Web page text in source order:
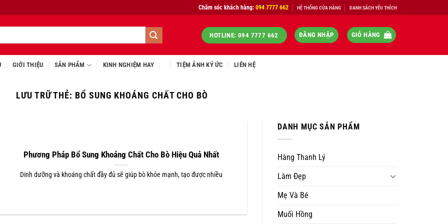
Chăm sóc khách hàng:094 7777 662 HỆ THỐNG CỬA HÀNG DANH SÁCH YÊU THÍCH
HOTLINE: 094 7777 662 ĐĂNG NHẬP GIỎ HÀNG
GIỚI THIỆU SẢN PHẨM KINH NGHIỆM HAY TIỆM ẢNH KÝ ỨC LIÊN HỆ
LƯU TRỮ THẺ: BỔ SUNG KHOÁNG CHẤT CHO BÒ
Phương Pháp Bổ Sung Khoáng Chất Cho Bò Hiệu Quả Nhất
Dinh dưỡng và khoáng chất đầy đủ sẽ giúp bò khỏe mạnh, tạo được nhiều
DANH MỤC SẢN PHẨM
Hàng Thanh Lý
Làm Đẹp
Mẹ Và Bé
Muối Hồng